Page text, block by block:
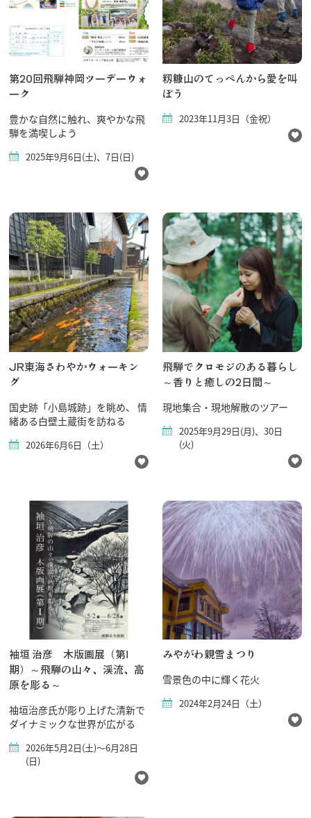
第20回飛騨神岡ツーデーウォ
ーク
豊かな自然に触れ、爽やかな飛
騨を満喫しよう
2025年9月6日(土)、7日(日)
籾糠山のてっぺんから愛を叫
ぼう
2023年11月3日（金祝）
JR東海さわやかウォーキン
グ
国史跡「小島城跡」を眺め、 情
緒ある白壁土蔵街を訪ねる
2026年6月6日（土）
飛騨でクロモジのある暮らし
～香りと癒しの2日間～
現地集合・現地解散のツアー
2025年9月29日(月)、30日
(火)
袖垣 治彦 木版画展（第Ⅰ
期）～飛騨の山々、渓流、高
原を彫る～
袖垣治彦氏が彫り上げた清新で
ダイナミックな世界が広がる
2026年5月2日(土)～6月28日
(日)
みやがわ親雪まつり
雪景色の中に輝く花火
2024年2月24日（土）